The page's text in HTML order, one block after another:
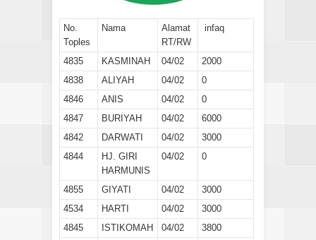
No.
Toples
Nama
Alamat
RT/RW
infaq
4835 KASMINAH 04/02
2000
4838
ALIYAH 04/02
0
4846
ANIS 04/02
0
4847
BURIYAH 04/02
6000
4842
DARWATI 04/02
3000
4844
HJ. GIRI
HARMUNIS
04/02 0
4855 GIYATI 04/02
3000
4534
HARTI 04/02
3000
4845
ISTIKOMAH 04/02
3800